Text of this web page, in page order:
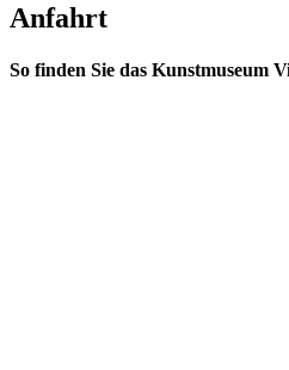
Anfahrt
So finden Sie das Kunstmuseum